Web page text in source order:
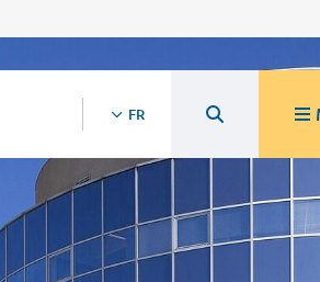
FR